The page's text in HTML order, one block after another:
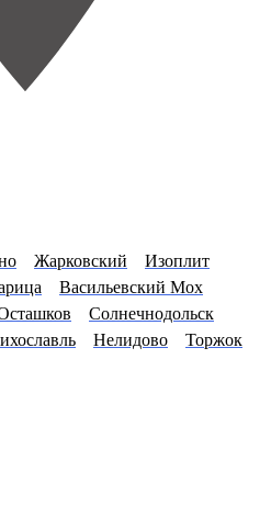
Жарковский
Изоплит
Васильевский Мох
Солнечнодольск
Нелидово
Торжок